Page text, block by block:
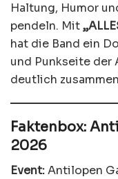
Haltung, Humor
pendeln. Mit
hat die Band ein
und Punkseite der
deutlich
Faktenbox:
2026
Event:Antilopen